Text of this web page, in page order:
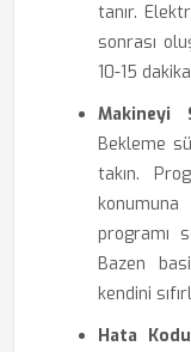
tanır.
sonrası
10-15
Makineyi
Bekleme
takın.
programı
Bazen
kendini
Hata